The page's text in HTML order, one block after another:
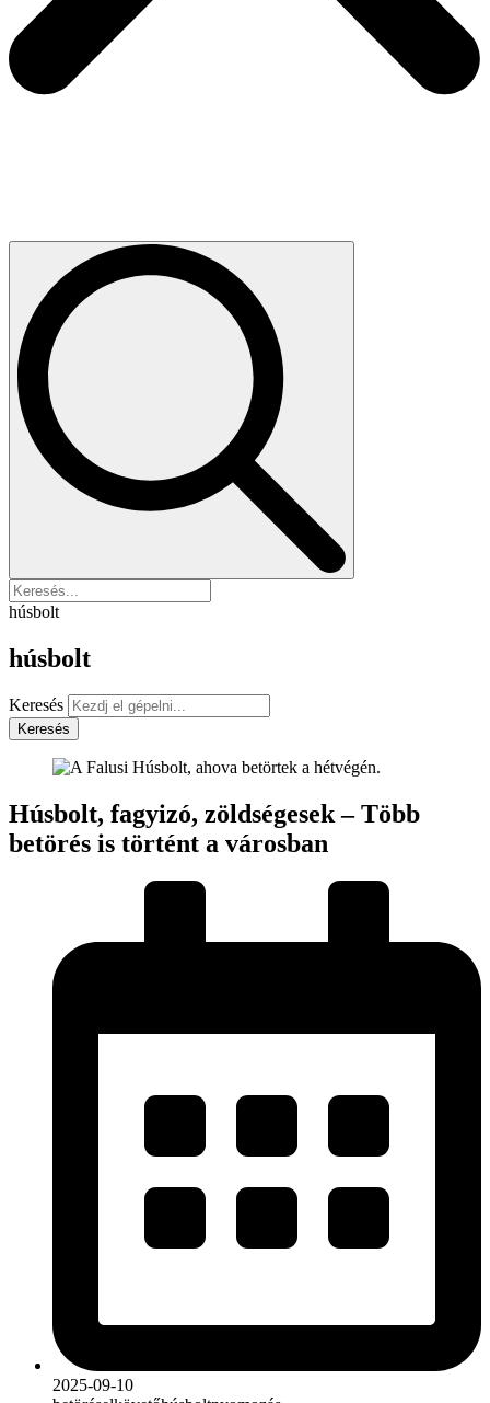
húsbolt
húsbolt
Keresés
Keresés
Húsbolt, fagyizó, zöldségesek – Több
betörés is történt a városban
2025-09-10